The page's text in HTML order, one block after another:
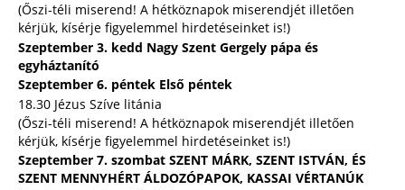
(Őszi-téli miserend! A hétköznapok miserendjét illetően
kérjük, kísérje figyelemmel hirdetéseinket is!)
Szeptember 3. kedd Nagy Szent Gergely pápa és
egyháztanító
Szeptember 6. péntek Első péntek
18.30 Jézus Szíve litánia
(Őszi-téli miserend! A hétköznapok miserendjét illetően
kérjük, kísérje figyelemmel hirdetéseinket is!)
Szeptember 7. szombat SZENT MÁRK, SZENT ISTVÁN, ÉS
SZENT MENNYHÉRT ÁLDOZÓPAPOK, KASSAI VÉRTANÚK